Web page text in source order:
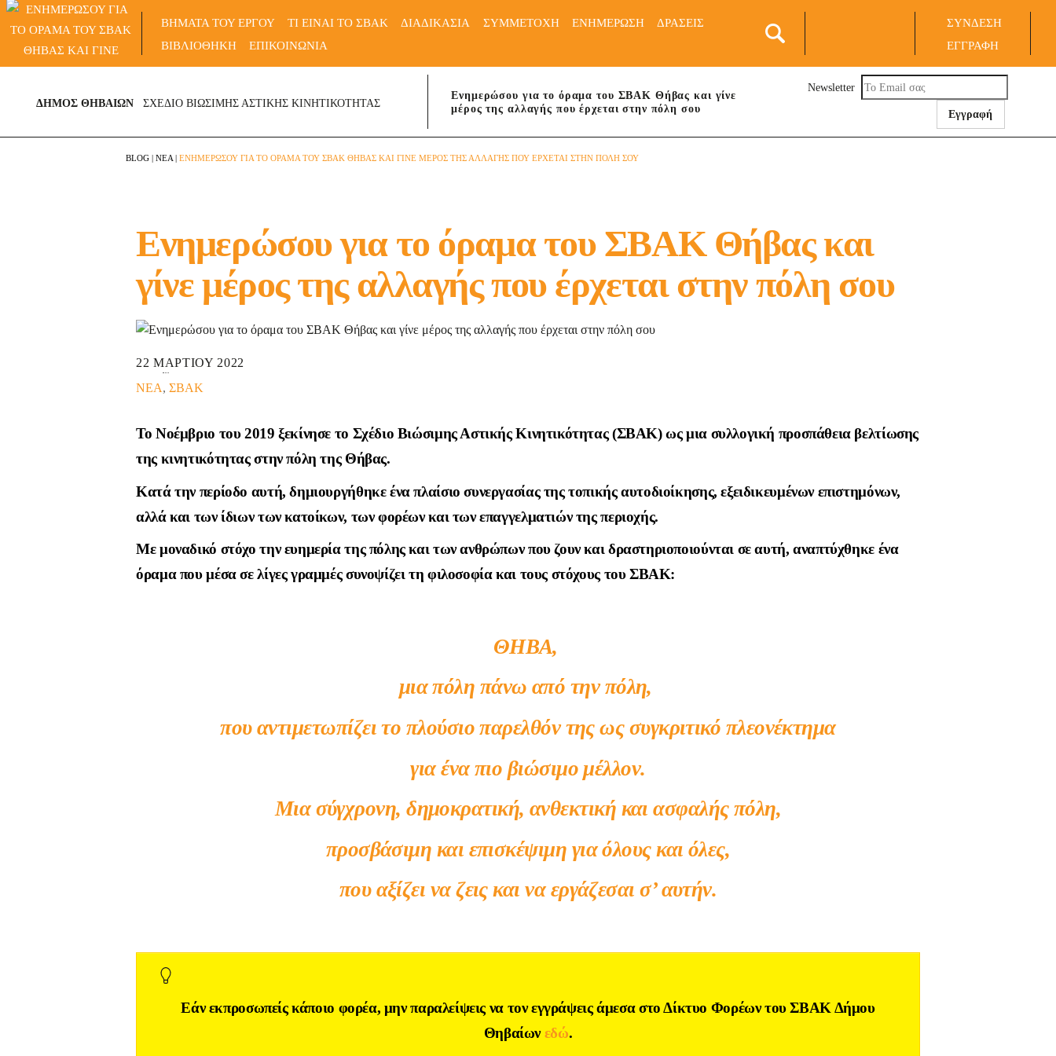
Skip
content
ΒΗΜΑΤΑ ΤΟΥ ΕΡΓΟΥ ΤΙ ΕΙΝΑΙ ΤΟ ΣΒΑΚ ΔΙΑΔΙΚΑΣΙΑ ΣΥΜΜΕΤΟΧΗ ΕΝΗΜΕΡΩΣΗ
ΔΡΑΣΕΙΣ
ΒΙΒΛΙΟΘΗΚΗ
ΕΠΙΚΟΙΝΩΝΙΑ
S
ΣΥΝΔΕΣΗ
ΕΓΓΡΑΦΗ
ΔΗΜΟΣ ΘΗΒΑΙΩΝ ΣΧΕΔΙΟ ΒΙΩΣΙΜΗΣ ΑΣΤΙΚΗΣ ΚΙΝΗΤΙΚΟΤΗΤΑΣ
Ενημερώσου για το όραμα του ΣΒΑΚ Θήβας και γίνε
μέρος της αλλαγής που έρχεται στην πόλη σου
Newsletter
BLOG |ΝΕΑ |ΕΝΗΜΕΡΩΣΟΥ ΓΙΑ ΤΟ ΟΡΑΜΑ ΤΟΥ ΣΒΑΚ ΘΗΒΑΣ ΚΑΙ ΓΙΝΕ ΜΕΡΟΣ ΤΗΣ ΑΛΛΑΓΗΣ ΠΟΥ ΕΡΧΕΤΑΙ ΣΤΗΝ ΠΟΛΗ ΣΟΥ
Ενημερώσου για το όραμα του ΣΒΑΚ Θήβας και
γίνε μέρος της αλλαγής που έρχεται στην πόλη σου
22 ΜΑΡΤΙΟΥ 2022
ΝΕΑ,ΣΒΑΚ
Το Νοέμβριο του 2019 ξεκίνησε το Σχέδιο Βιώσιμης Αστικής Κινητικότητας (ΣΒΑΚ) ως μια συλλογική προσπάθεια βελτίωσης
της κινητικότητας στην πόλη της Θήβας.
Κατά την περίοδο αυτή, δημιουργήθηκε ένα πλαίσιο συνεργασίας της τοπικής αυτοδιοίκησης, εξειδικευμένων επιστημόνων,
αλλά και των ίδιων των κατοίκων, των φορέων και των επαγγελματιών της περιοχής.
Με μοναδικό στόχο την ευημερία της πόλης και των ανθρώπων που ζουν και δραστηριοποιούνται σε αυτή, αναπτύχθηκε ένα
όραμα που μέσα σε λίγες γραμμές συνοψίζει τη φιλοσοφία και τους στόχους του ΣΒΑΚ:
ΘΗΒΑ,
μια πόλη πάνω από την πόλη,
που αντιμετωπίζει το πλούσιο παρελθόν της ως συγκριτικό πλεονέκτημα
για ένα πιο βιώσιμο μέλλον.
Μια σύγχρονη, δημοκρατική, ανθεκτική και ασφαλής πόλη,
προσβάσιμη και επισκέψιμη για όλους και όλες,
που αξίζει να ζεις και να εργάζεσαι σ’ αυτήν.
Εάν εκπροσωπείς κάποιο φορέα, μην παραλείψεις να τον εγγράψεις άμεσα στο Δίκτυο Φορέων του ΣΒΑΚ Δήμου
Θηβαίωνεδώ.